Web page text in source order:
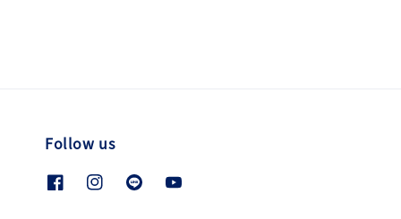
Follow us